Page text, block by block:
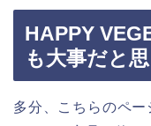
HAPPY
も大事だと
多分、こちらのペ